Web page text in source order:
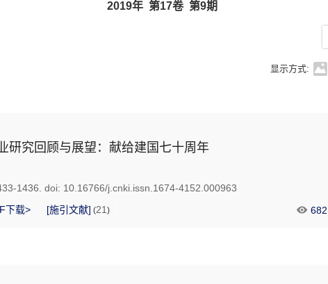
2019年 第17卷 第9期
显示方式:
研究回顾与展望：献给建国七十周年
1436. doi: 10.16766/j.cnki.issn.1674-4152.000963
下载> [施引文献] (21 ) 682